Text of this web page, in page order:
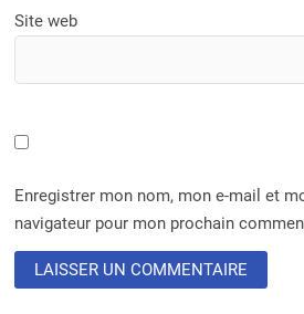
Site web
Enregistrer mon nom, mon e-mail et
navigateur pour mon prochain